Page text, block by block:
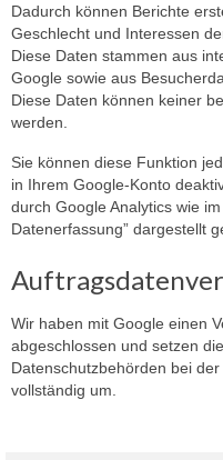
Dadurch können Berichte
Geschlecht und Interessen
Diese Daten stammen aus
Google sowie aus
Diese Daten können keiner
werden.
Sie können diese Funktion
in Ihrem Google-Konto
durch Google Analytics wie
Datenerfassung” dargestellt
Wir haben mit Google einen
abgeschlossen und setzen
Datenschutzbehörden bei
vollständig um.